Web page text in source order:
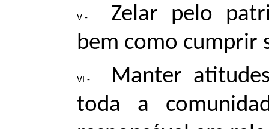
Zelar pelo
bem como cumprir
Manter
toda a